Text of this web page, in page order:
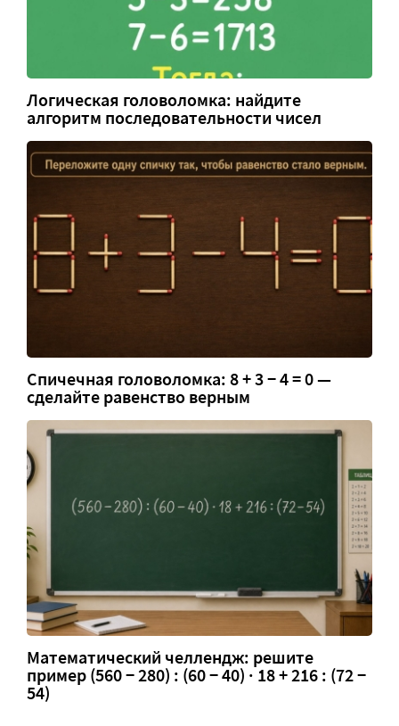
Логическая головоломка: найдите
алгоритм последовательности чисел
Спичечная головоломка: 8 + 3 − 4 = 0 —
сделайте равенство верным
Математический челлендж: решите
пример (560 − 280) : (60 − 40) · 18 + 216 : (72 −
54)